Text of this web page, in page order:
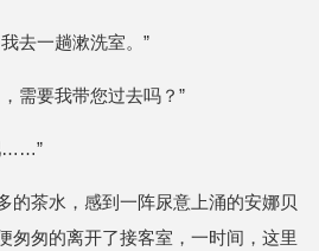
去一趟漱洗室。”
需要我带您过去吗？”
……”
的茶水，感到一阵尿意上涌的安娜贝
匆匆的离开了接客室，一时间，这里